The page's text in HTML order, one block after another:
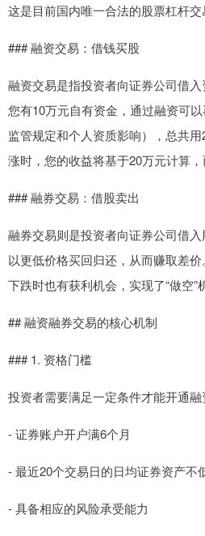
这是目前国内唯一合法的股票杠杆交
### 融资交易：借钱买股
融资交易是指投资者向证券公司借
您有10万元自有资金，通过融资可
监管规定和个人资质影响），总共
涨时，您的收益将基于20万元计算，
### 融券交易：借股卖出
融券交易则是投资者向证券公司借
以更低价格买回归还，从而赚取差
下跌时也有获利机会，实现了“做空”
## 融资融券交易的核心机制
### 1. 资格门槛
投资者需要满足一定条件才能开通融
- 证券账户开户满6个月
- 最近20个交易日的日均证券资产不
- 具备相应的风险承受能力